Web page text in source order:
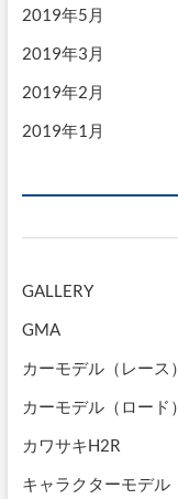
2019年5月
2019年3月
2019年2月
2019年1月
GALLERY
GMA
カーモデル（レース）
カーモデル（ロード）
カワサキH2R
キャラクターモデル